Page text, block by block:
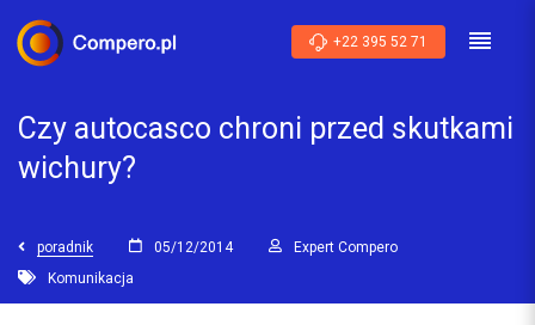
+22 395 52 71
Czy autocasco chroni przed skutkami
wichury?
poradnik 05/12/2014
Expert Compero
Komunikacja